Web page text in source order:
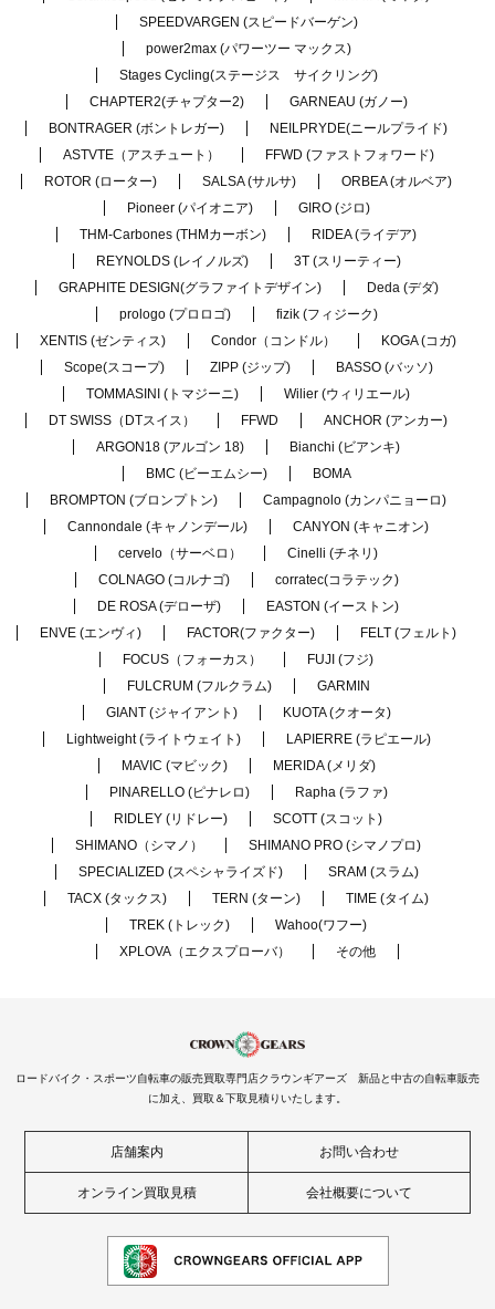
SPEEDVARGEN (スピードバーゲン)
power2max (パワーツー マックス)
Stages Cycling(ステージス サイクリング)
CHAPTER2(チャプター2)
GARNEAU (ガノー)
BONTRAGER (ボントレガー)
NEILPRYDE(ニールプライド)
ASTVTE（アスチュート）
FFWD (ファストフォワード)
ROTOR (ローター)
SALSA (サルサ)
ORBEA (オルベア)
Pioneer (パイオニア)
GIRO (ジロ)
THM-Carbones (THMカーボン)
RIDEA (ライデア)
REYNOLDS (レイノルズ)
3T (スリーティー)
GRAPHITE DESIGN(グラファイトデザイン)
Deda (デダ)
prologo (プロロゴ)
fizik (フィジーク)
XENTIS (ゼンティス)
Condor（コンドル）
KOGA (コガ)
Scope(スコープ)
ZIPP (ジップ)
BASSO (バッソ)
TOMMASINI (トマジーニ)
Wilier (ウィリエール)
DT SWISS（DTスイス）
FFWD
ANCHOR (アンカー)
ARGON18 (アルゴン 18)
Bianchi (ビアンキ)
BMC (ビーエムシー)
BOMA
BROMPTON (ブロンプトン)
Campagnolo (カンパニョーロ)
Cannondale (キャノンデール)
CANYON (キャニオン)
cervelo（サーベロ）
Cinelli (チネリ)
COLNAGO (コルナゴ)
corratec(コラテック)
DE ROSA (デローザ)
EASTON (イーストン)
ENVE (エンヴィ)
FACTOR(ファクター)
FELT (フェルト)
FOCUS（フォーカス）
FUJI (フジ)
FULCRUM (フルクラム)
GARMIN
GIANT (ジャイアント)
KUOTA (クオータ)
Lightweight (ライトウェイト)
LAPIERRE (ラピエール)
MAVIC (マビック)
MERIDA (メリダ)
PINARELLO (ピナレロ)
Rapha (ラファ)
RIDLEY (リドレー)
SCOTT (スコット)
SHIMANO（シマノ）
SHIMANO PRO (シマノプロ)
SPECIALIZED (スペシャライズド)
SRAM (スラム)
TACX (タックス)
TERN (ターン)
TIME (タイム)
TREK (トレック)
Wahoo(ワフー)
XPLOVA（エクスプローバ）
その他
ロードバイク・スポーツ自転車の販売買取専門店クラウンギアーズ 新品と中古の自転車販売
に加え、買取＆下取見積りいたします。
店舗案内 お問い合わせ
オンライン買取見積 会社概要について